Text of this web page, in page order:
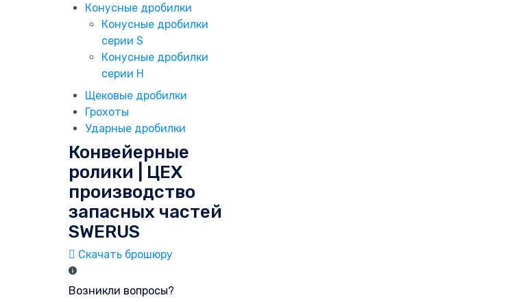
Конусные дробилки
Конусные дробилки
серии S
Конусные дробилки
серии H
Щековые дробилки
Грохоты
Ударные дробилки
Конвейерные
ролики | ЦЕХ
производство
запасных частей
SWERUS
Скачать брошюру
Возникли вопросы?